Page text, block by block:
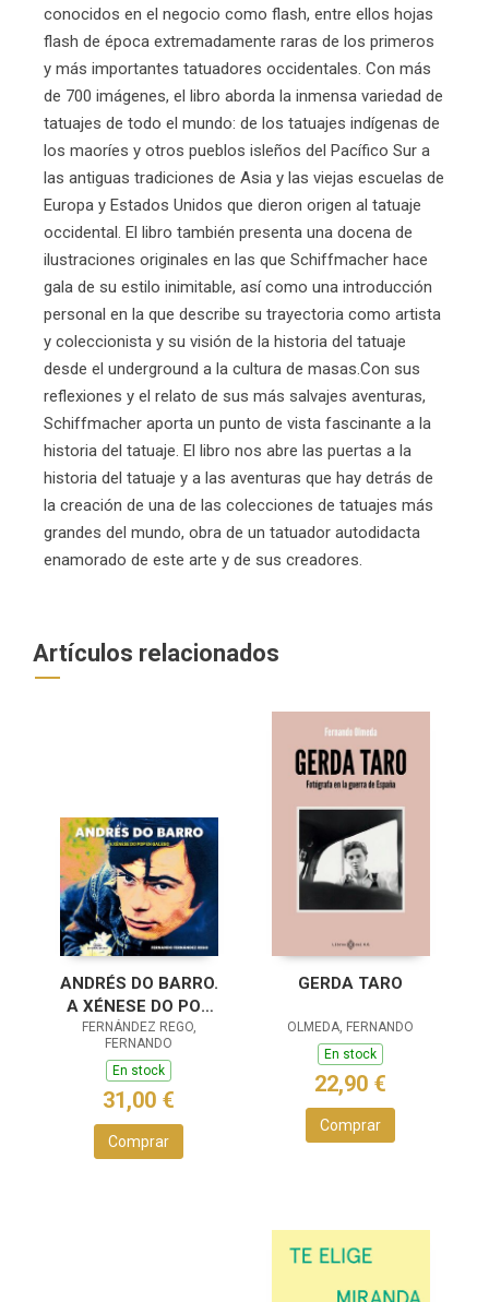
conocidos en el negocio como flash, entre ellos hojas
flash de época extremadamente raras de los primeros
y más importantes tatuadores occidentales. Con más
de 700 imágenes, el libro aborda la inmensa variedad de
tatuajes de todo el mundo: de los tatuajes indígenas de
los maoríes y otros pueblos isleños del Pacífico Sur a
las antiguas tradiciones de Asia y las viejas escuelas de
Europa y Estados Unidos que dieron origen al tatuaje
occidental. El libro también presenta una docena de
ilustraciones originales en las que Schiffmacher hace
gala de su estilo inimitable, así como una introducción
personal en la que describe su trayectoria como artista
y coleccionista y su visión de la historia del tatuaje
desde el underground a la cultura de masas.Con sus
reflexiones y el relato de sus más salvajes aventuras,
Schiffmacher aporta un punto de vista fascinante a la
historia del tatuaje. El libro nos abre las puertas a la
historia del tatuaje y a las aventuras que hay detrás de
la creación de una de las colecciones de tatuajes más
grandes del mundo, obra de un tatuador autodidacta
enamorado de este arte y de sus creadores.
Artículos relacionados
ANDRÉS DO BARRO.
A XÉNESE DO POP
EN GALEGO
FERNÁNDEZ REGO,
FERNANDO
En stock
31,00 €
Comprar
GERDA TARO
OLMEDA, FERNANDO
En stock
22,90 €
Comprar